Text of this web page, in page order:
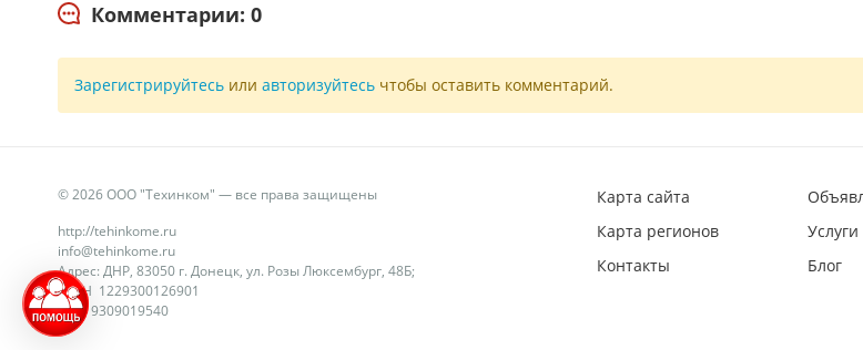
Комментарии: 0
Зарегистрируйтесь или авторизуйтесь чтобы оставить комментарий.
© 2026 ООО "Техинком" — все права защищены
http://tehinkome.ru
info@tehinkome.ru
Адрес: ДНР, 83050 г. Донецк, ул. Розы Люксембург, 48Б;
ОГРН 1229300126901
ИНН 9309019540
Карта сайта
Карта регионов
Контакты
Услуги
Блог